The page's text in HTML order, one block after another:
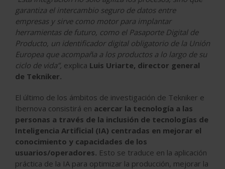
garantiza el intercambio seguro de datos entre
empresas y sirve como motor para implantar
herramientas de futuro, como el Pasaporte Digital de
Producto, un identificador digital obligatorio de la Unión
Europea que acompaña a los productos a lo largo de su
ciclo de vida”, explica Luis Uriarte, director general
de Tekniker.
El último de los ámbitos de investigación de Tekniker e
Ibernova consistirá en acercar la tecnología a las
personas a través de la inclusión de tecnologías de
Inteligencia Artificial (IA) centradas en mejorar el
conocimiento y capacidades de los
usuarios/operadores. Esto se traduce en la aplicación
práctica de la IA para optimizar la producción, mejorar la